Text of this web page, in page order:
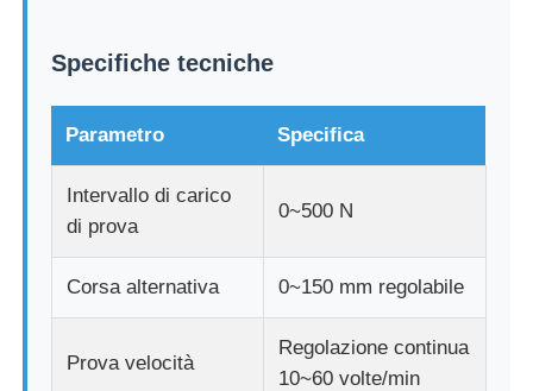
Specifiche tecniche
Parametro Specifica
Intervallo di carico
di prova
0~500 N
Corsa alternativa 0~150 mm regolabile
Prova velocità
Regolazione continua
10~60 volte/min